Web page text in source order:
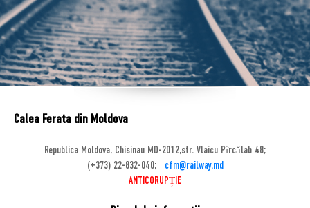
Calea Ferata din Moldova
Republica Moldova, Chisinau MD-2012,str. Vlaicu Pîrcălab 48;
(+373) 22-832-040;
cfm@railway.md
ANTICORUPȚIE